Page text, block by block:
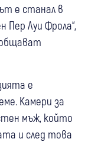
е станал в
Пер Луи Фрола“,
е
Камери за
мъж, който
и след това